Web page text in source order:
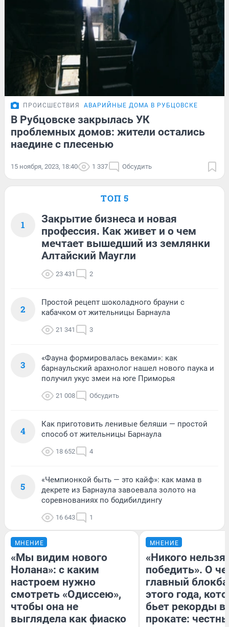
ПРОИСШЕСТВИЯ АВАРИЙНЫЕ ДОМА В РУБЦОВСКЕ
В Рубцовске закрылась УК
проблемных домов: жители остались
наедине с плесенью
15 ноября, 2023, 18:40 1 337 Обсудить
ТОП 5
1
Закрытие бизнеса и новая
профессия. Как живет и о чем
мечтает вышедший из землянки
Алтайский Маугли
23 431 2
2
Простой рецепт шоколадного брауни с
кабачком от жительницы Барнаула
21 341 3
3
«Фауна формировалась веками»: как
барнаульский арахнолог нашел нового паука и
получил укус змеи на юге Приморья
21 008 Обсудить
4
Как приготовить ленивые беляши — простой
способ от жительницы Барнаула
18 652 4
5
«Чемпионкой быть — это кайф»: как мама в
декрете из Барнаула завоевала золото на
соревнованиях по бодибилдингу
16 643 1
МНЕНИЕ
«Мы видим нового
Нолана»: с каким
настроем нужно
смотреть «Одиссею»,
чтобы она не
выглядела как фиаско
МНЕНИЕ
«Никого нельзя
победить». О
главный
этого года,
бьет рекорды в
прокате: